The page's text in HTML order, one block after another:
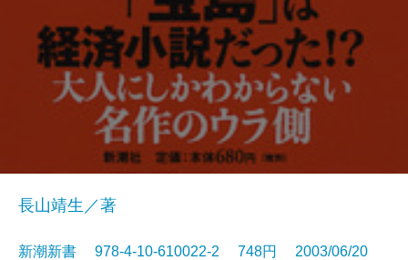
長山靖生／著
新潮新書 978-4-10-610022-2 748円 2003/06/20